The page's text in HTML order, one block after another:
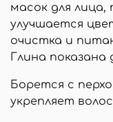
масок для лица,
улучшается
очистка и
Глина показана
Борется с
укрепляет